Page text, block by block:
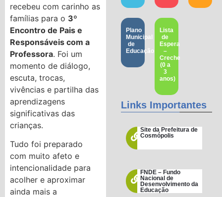
recebeu com carinho as
famílias para o 3º
Encontro de Pais e
Responsáveis com a
Professora. Foi um
momento de diálogo,
escuta, trocas,
vivências e partilha das
aprendizagens
significativas das
crianças.
Tudo foi preparado
com muito afeto e
intencionalidade para
acolher e aproximar
ainda mais a
Plano
Municipal
de
Educação
Lista
de
Espera
–
Creche
(0 a
3
anos)
Links Importantes
Site da Prefeitura de
Cosmópolis
FNDE – Fundo
Nacional de
Desenvolvimento da
Educação